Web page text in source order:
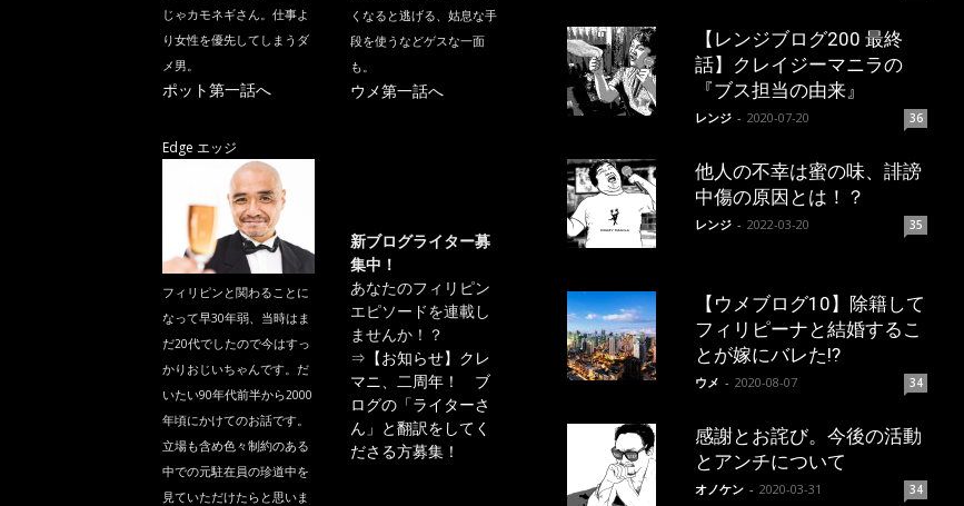
じゃカモネギさん。仕事よ
り女性を優先してしまうダ
メ男。
ポット第一話へ
くなると逃げる、姑息な手
段を使うなどゲスな一面
も。
ウメ第一話へ
Edge エッジ
フィリピンと関わることに
なって早30年弱、当時はま
だ20代でしたので今はすっ
かりおじいちゃんです。だ
いたい90年代前半から2000
年頃にかけてのお話です。
立場も含め色々制約のある
中での元駐在員の珍道中を
見ていただけたらと思いま
新ブログライター募
集中！
あなたのフィリピン
エピソードを連載し
ませんか！？
⇒ 【お知らせ】クレ
マニ、二周年！ ブ
ログの「ライターさ
ん」と翻訳をしてく
ださる方募集！
【レンジブログ200 最終
話】クレイジーマニラの
『ブス担当の由来』
レンジ - 2020-07-20 36
他人の不幸は蜜の味、誹謗
中傷の原因とは！？
レンジ - 2022-03-20 35
【ウメブログ10】除籍して
フィリピーナと結婚するこ
とが嫁にバレた!?
ウメ - 2020-08-07 34
感謝とお詫び。今後の活動
とアンチについて
オノケン - 2020-03-31 34